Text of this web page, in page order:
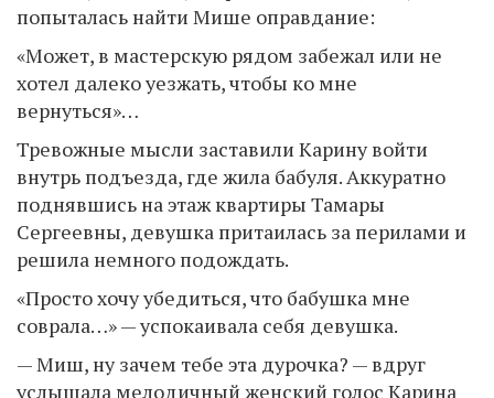
попыталась найти Мише оправдание:
«Может, в мастерскую рядом забежал или не
хотел далеко уезжать, чтобы ко мне
вернуться»…
Тревожные мысли заставили Карину войти
внутрь подъезда, где жила бабуля. Аккуратно
поднявшись на этаж квартиры Тамары
Сергеевны, девушка притаилась за перилами и
решила немного подождать.
«Просто хочу убедиться, что бабушка мне
соврала…» — успокаивала себя девушка.
— Миш, ну зачем тебе эта дурoчка? — вдруг
услышала мелодичный женский голос Карина